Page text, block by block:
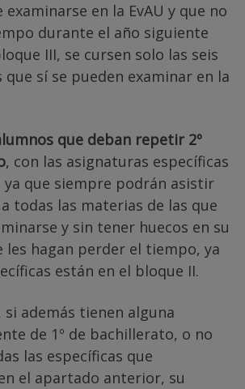
en la EvAU y que no
durante el año siguiente
III, se cursen solo las seis
que sí se pueden examinar en la
que deban repetir 2º
, con las asignaturas específicas
ya que siempre podrán asistir
todas las materias de las que
y sin tener huecos en su
les hagan perder el tiempo, ya
están en el bloque II.
si además tienen alguna
de 1º de bachillerato, o no
las específicas que
el apartado anterior, su